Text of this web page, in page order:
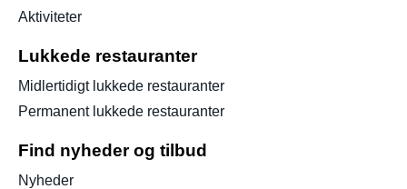
Aktiviteter
Lukkede restauranter
Midlertidigt lukkede restauranter
Permanent lukkede restauranter
Find nyheder og tilbud
Nyheder